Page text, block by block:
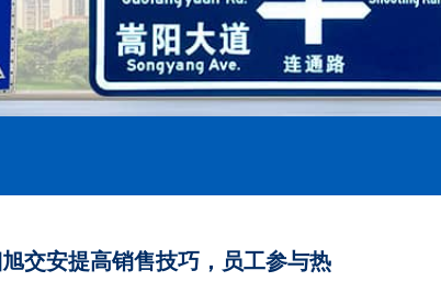
交安提高销售技巧，员工参与热